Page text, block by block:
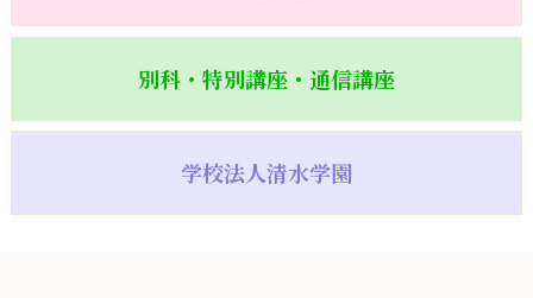
別科・特別講座・通信講座
学校法人清水学園